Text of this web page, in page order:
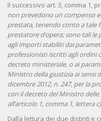
Il successivo art. 3, comma 1,
non prevedono un compenso
prestata, tenendo conto a tale
prestatore d’opera; sono tali
agli importi stabiliti dai
professionisti iscritti agli ordini
decreto ministeriale, o ai
Ministro della giustizia ai sensi
dicembre 2012, n. 247, per la
con il decreto del Ministro
all’articolo 1, comma 1, lettera
Dalla lettura dei due distinti e